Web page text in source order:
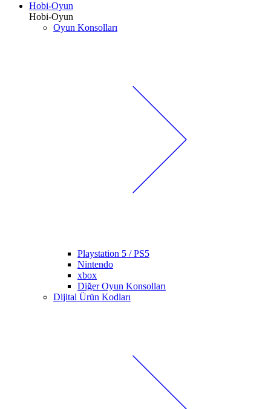
Hobi-Oyun
Hobi-Oyun
Oyun Konsolları
Playstation 5 / PS5
Nintendo
xbox
Diğer Oyun Konsolları
Dijital Ürün Kodları